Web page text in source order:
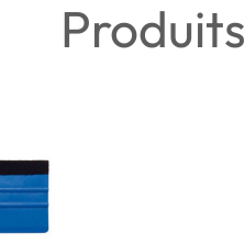
Produits